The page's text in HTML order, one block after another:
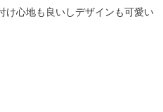
け心地も良いしデザインも可愛い